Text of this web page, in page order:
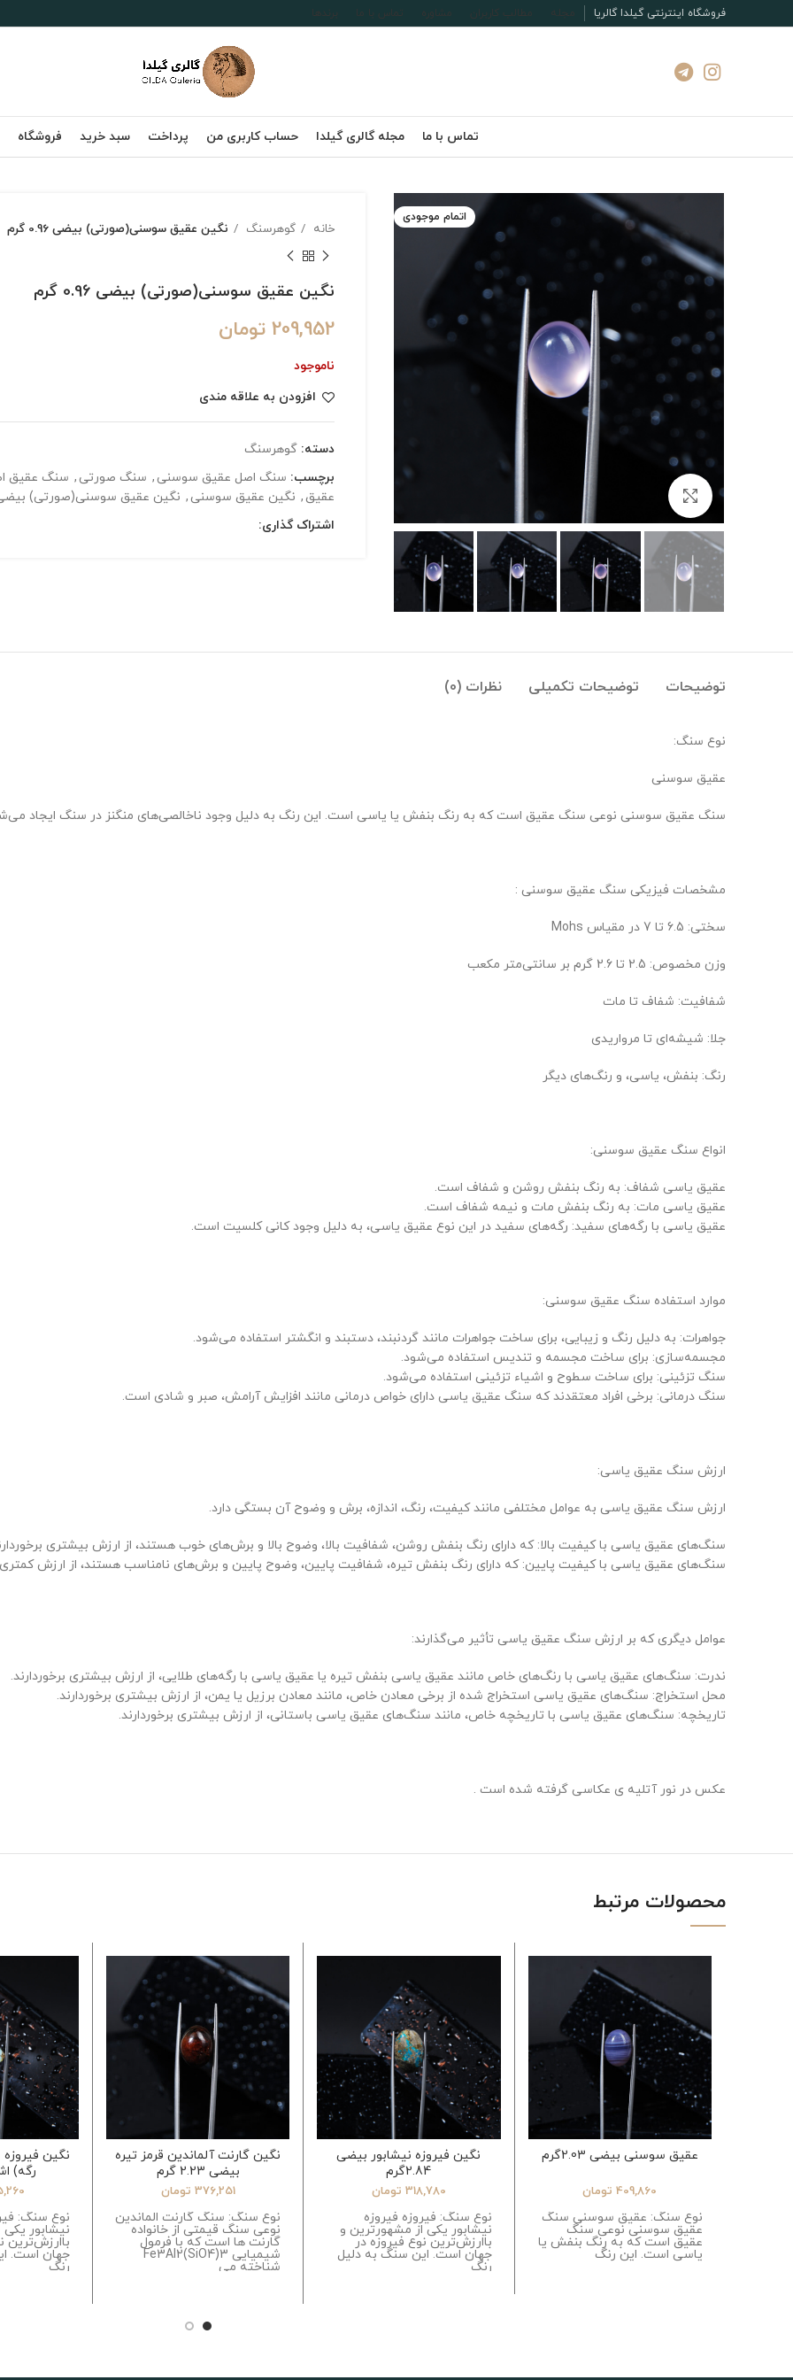
فروشگاه اینترنتی گیلدا گالریا مجله مطالب کاربران مشاوره تماس با ما برندها
تماس با ما مجله گالری گیلدا حساب کاربری من پرداخت سبد خرید فروشگاه
اتمام موجودی
بزرگنمایی تصویر
خانه گوهرسنگ نگین عقیق سوسنی(صورتی) بیضی 0.96 گرم
نگین عقیق سوسنی(صورتی) بیضی 0.96 گرم
209,952 تومان
ناموجود
افزودن به علاقه مندی
دسته: گوهرسنگ
برچسب: سنگ اصل عقیق سوسنی , سنگ صورتی , سنگ عقیق
عقیق, نگین عقیق سوسنی , نگین عقیق سوسنی(صورتی) بیضی 0.96
اشتراک گذاری:
توضیحات توضیحات تکمیلی نظرات (0)
نوع سنگ:
عقیق سوسنی
سنگ عقیق سوسنی نوعی سنگ عقیق است که به رنگ بنفش یا یاسی است. این رنگ به دلیل وجود ناخالصی‌های منگنز در سنگ ایجاد
مشخصات فیزیکی سنگ عقیق سوسنی :
سختی: 6.5 تا 7 در مقیاس Mohs
وزن مخصوص: 2.5 تا 2.6 گرم بر سانتی‌متر مکعب
شفافیت: شفاف تا مات
جلا: شیشه‌ای تا مرواریدی
رنگ: بنفش، یاسی، و رنگ‌های دیگر
انواع سنگ عقیق سوسنی:
عقیق یاسی شفاف: به رنگ بنفش روشن و شفاف است.
عقیق یاسی مات: به رنگ بنفش مات و نیمه شفاف است.
عقیق یاسی با رگه‌های سفید: رگه‌های سفید در این نوع عقیق یاسی، به دلیل وجود کانی کلسیت است.
موارد استفاده سنگ عقیق سوسنی:
جواهرات: به دلیل رنگ و زیبایی، برای ساخت جواهرات مانند گردنبند، دستبند و انگشتر استفاده می‌شود.
مجسمه‌سازی: برای ساخت مجسمه و تندیس استفاده می‌شود.
سنگ تزئینی: برای ساخت سطوح و اشیاء تزئینی استفاده می‌شود.
سنگ درمانی: برخی افراد معتقدند که سنگ عقیق یاسی دارای خواص درمانی مانند افزایش آرامش، صبر و شادی است.
ارزش سنگ عقیق یاسی:
ارزش سنگ عقیق یاسی به عوامل مختلفی مانند کیفیت، رنگ، اندازه، برش و وضوح آن بستگی دارد.
سنگ‌های عقیق یاسی با کیفیت بالا: که دارای رنگ بنفش روشن، شفافیت بالا، وضوح بالا و برش‌های خوب هستند، از ارزش بیشتری
سنگ‌های عقیق یاسی با کیفیت پایین: که دارای رنگ بنفش تیره، شفافیت پایین، وضوح پایین و برش‌های نامناسب هستند، از ارزش کمتری
عوامل دیگری که بر ارزش سنگ عقیق یاسی تأثیر می‌گذارند:
ندرت: سنگ‌های عقیق یاسی با رنگ‌های خاص مانند عقیق یاسی بنفش تیره یا عقیق یاسی با رگه‌های طلایی، از ارزش بیشتری برخوردارند.
محل استخراج: سنگ‌های عقیق یاسی استخراج شده از برخی معادن خاص، مانند معادن برزیل یا یمن، از ارزش بیشتری برخوردارند.
تاریخچه: سنگ‌های عقیق یاسی با تاریخچه خاص، مانند سنگ‌های عقیق یاسی باستانی، از ارزش بیشتری برخوردارند.
عکس در نور آتلیه ی عکاسی گرفته شده است .
محصولات مرتبط
عقیق سوسنی بیضی 2.03گرم
409,860 تومان
نوع سنگ: عقیق سوسنی سنگ
عقیق سوسنی نوعی سنگ
عقیق است که به رنگ بنفش یا
یاسی است. این رنگ
نگین فیروزه نیشابور بیضی
2.84گرم
318,780 تومان
نوع سنگ: فیروزه فیروزه
نیشابور یکی از مشهورترین و
باارزش‌ترین نوع فیروزه در
جهان است. این سنگ به دلیل
رنگ
نگین گارنت آلماندین قرمز تیره
بیضی 2.23 گرم
376,251 تومان
نوع سنگ: سنگ گارنت الماندین
نوعی سنگ قیمتی از خانواده
گارنت ها است که با فرمول
شیمیایی Fe3Al2(SiO4)3
شناخته می
نگین
رگه) اشک
نوع سنگ:
نیشابور
باارزش‌ترین
جهان است.
رنگ